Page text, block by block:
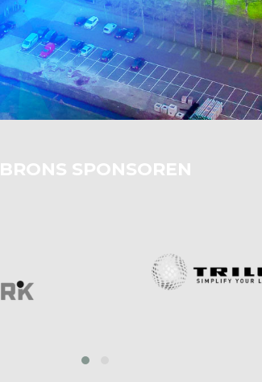
BRONS SPONSOREN
prev